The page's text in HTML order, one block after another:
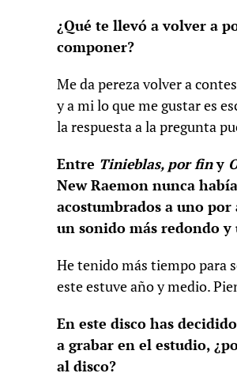
¿Qué te llevó a volver a
componer?
Me da pereza volver a
y a mi lo que me gustar es
la respuesta a la pregunta
Entre Tinieblas, por finy
New Raemon nunca
acostumbrados a uno
un sonido más redondo
He tenido más tiempo para
este estuve año y medio.
En este disco has
a grabar en el estudio,
al disco?